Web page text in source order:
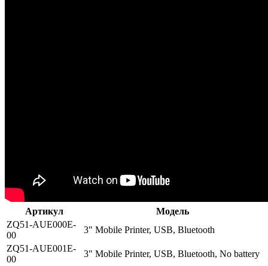
Артикул
Модель
ZQ51-AUE000E-
00
3" Mobile Printer, USB, Bluetooth
ZQ51-AUE001E-
00
3" Mobile Printer, USB, Bluetooth, No battery